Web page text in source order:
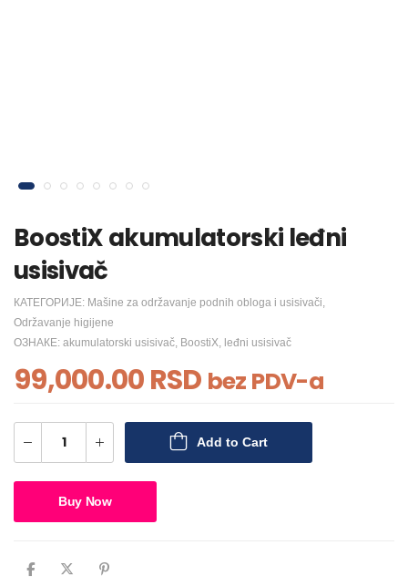
BoostiX akumulatorski leđni
usisivač
КАТЕГОРИЈЕ: Mašine za održavanje podnih obloga i usisivači
Održavanje higijene
ОЗНАКЕ: akumulatorski usisivač BoostiX leđni usisivač
99,000.00RSD bez PDV-a
Add to Cart
Buy Now